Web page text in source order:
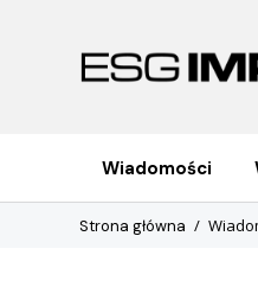
Wiadomości
Strona główna